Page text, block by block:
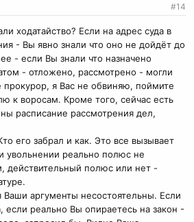
#14
ходатайство? Если на адрес суда в
- Вы явно знали что оно не дойдёт до
- если Вы знали что назначено
- отложено, рассмотрено - могли
прокурор, я Вас не обвиняю, поймите
к воросам. Кроме того, сейчас есть
расписание рассмотрения дел,
его забрал и как. Это все вызывает
увольнении реально полюс не
действительный полюс или нет -
аргументы несостоятельны. Если
если реально Вы опираетесь на закон -